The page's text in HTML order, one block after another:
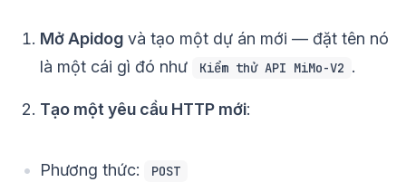
Mở Apidog và tạo một dự án mới — đặt tên nó
là một cái gì đó như
Kiểm thử API MiMo-V2 .
Tạo một yêu cầu HTTP mới:
Phương thức: POST